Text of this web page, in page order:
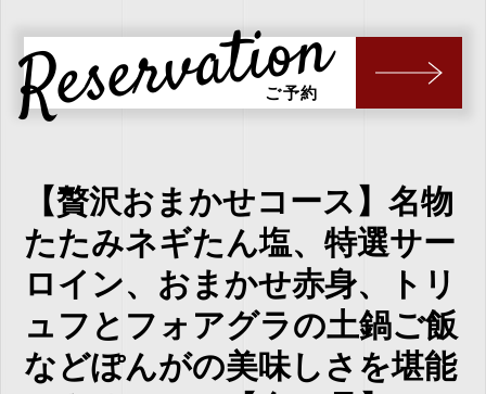
Reservation
ご予約
【贅沢おまかせコース】名物
たたみネギたん塩、特選サー
ロイン、おまかせ赤身、トリ
ュフとフォアグラの土鍋ご飯
などぽんがの美味しさを堪能